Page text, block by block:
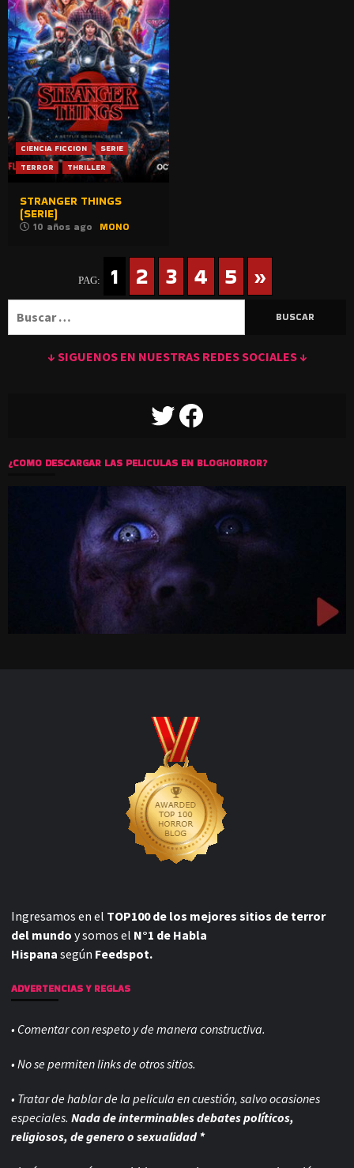
CIENCIA FICCION
SERIE
TERROR
THRILLER
STRANGER THINGS
(SERIE)
10 años ago MONO
PAG: 1 2 3 4 5 »
↓ SIGUENOS EN NUESTRAS REDES SOCIALES ↓
TWITTERFACEBOOK
¿COMO DESCARGAR LAS PELICULAS EN BLOGHORROR?
Ingresamos en el TOP100 de los mejores sitios de terror
del mundo y somos el N°1 de Habla
Hispana según Feedspot.
ADVERTENCIAS Y REGLAS
• Comentar con respeto y de manera constructiva.
• No se permiten links de otros sitios.
• Tratar de hablar de la pelicula en cuestión, salvo ocasiones
especiales. Nada de interminables debates políticos,
religiosos, de genero o sexualidad *